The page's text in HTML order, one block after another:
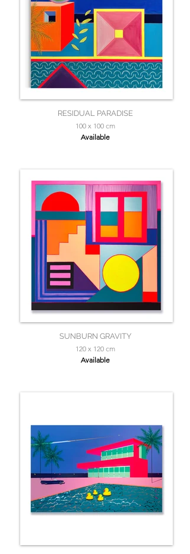
RESIDUAL PARADISE
100 x 100 cm
Available
SUNBURN GRAVITY
120 x 120 cm
Available